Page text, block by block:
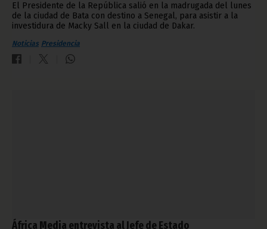
El Presidente de la República salió en la madrugada del lunes
de la ciudad de Bata con destino a Senegal, para asistir a la
investidura de Macky Sall en la ciudad de Dakar.
Noticias Presidencia
África Media entrevista al Jefe de Estado